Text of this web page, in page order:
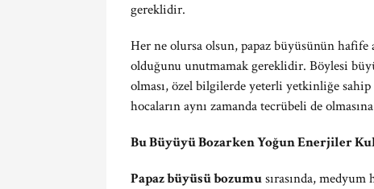
gereklidir.
Her ne olursa olsun, papaz büyüsünün hafife
olduğunu unutmamak gereklidir. Böylesi
olması, özel bilgilerde yeterli yetkinliğe
hocaların aynı zamanda tecrübeli de
Bu Büyüyü Bozarken Yoğun Enerjiler
Papaz büyüsü bozumusırasında,